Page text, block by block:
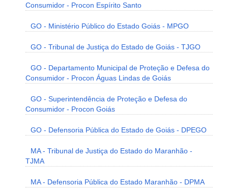
Consumidor - Procon Espírito Santo
GO - Ministério Público do Estado Goiás - MPGO
GO - Tribunal de Justiça do Estado de Goiás - TJGO
GO - Departamento Municipal de Proteção e Defesa do
Consumidor - Procon Águas Lindas de Goiás
GO - Superintendência de Proteção e Defesa do
Consumidor - Procon Goiás
GO - Defensoria Pública do Estado de Goiás - DPEGO
MA - Tribunal de Justiça do Estado do Maranhão -
TJMA
MA - Defensoria Pública do Estado Maranhão - DPMA